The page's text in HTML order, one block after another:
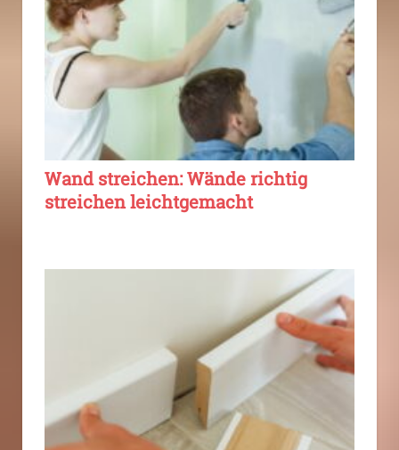
Wand streichen: Wände richtig
streichen leichtgemacht